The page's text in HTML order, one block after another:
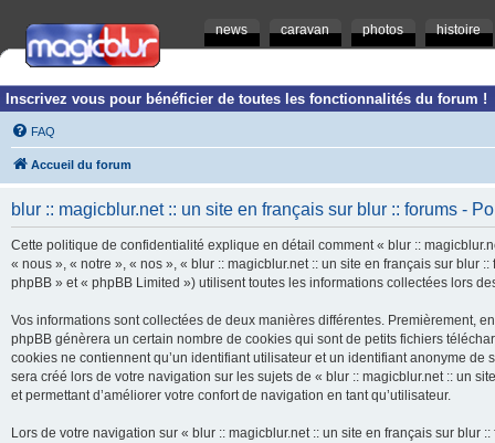
news caravan photos histoire
Inscrivez vous pour bénéficier de toutes les fonctionnalités du forum !
FAQ
Accueil du forum
blur :: magicblur.net :: un site en français sur blur :: forums -
Cette politique de confidentialité explique en détail comment « blur ::
« nous », « notre », « nos », « blur :: magicblur.net :: un site en français sur blur
phpBB » et « phpBB Limited ») utilisent toutes les informations collectées lors
Vos informations sont collectées de deux manières différentes. Premièrement,
phpBB génèrera un certain nombre de cookies qui sont de petits fichiers
cookies ne contiennent qu’un identifiant utilisateur et un identifiant anonyme
sera créé lors de votre navigation sur les sujets de « blur :: magicblur.net :: un
et permettant d’améliorer votre confort de navigation en tant qu’utilisateur.
Lors de votre navigation sur « blur :: magicblur.net :: un site en français sur